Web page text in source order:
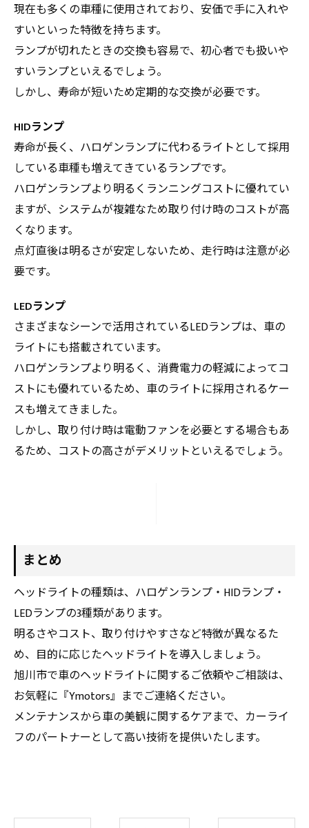
現在も多くの車種に使用されており、安価で手に入れや
すいといった特徴を持ちます。
ランプが切れたときの交換も容易で、初心者でも扱いや
すいランプといえるでしょう。
しかし、寿命が短いため定期的な交換が必要です。
HIDランプ
寿命が長く、ハロゲンランプに代わるライトとして採用
している車種も増えてきているランプです。
ハロゲンランプより明るくランニングコストに優れてい
ますが、システムが複雑なため取り付け時のコストが高
くなります。
点灯直後は明るさが安定しないため、走行時は注意が必
要です。
LEDランプ
さまざまなシーンで活用されているLEDランプは、車の
ライトにも搭載されています。
ハロゲンランプより明るく、消費電力の軽減によってコ
ストにも優れているため、車のライトに採用されるケー
スも増えてきました。
しかし、取り付け時は電動ファンを必要とする場合もあ
るため、コストの高さがデメリットといえるでしょう。
まとめ
ヘッドライトの種類は、ハロゲンランプ・HIDランプ・
LEDランプの3種類があります。
明るさやコスト、取り付けやすさなど特徴が異なるた
め、目的に応じたヘッドライトを導入しましょう。
旭川市で車のヘッドライトに関するご依頼やご相談は、
お気軽に『Ymotors』までご連絡ください。
メンテナンスから車の美観に関するケアまで、カーライ
フのパートナーとして高い技術を提供いたします。